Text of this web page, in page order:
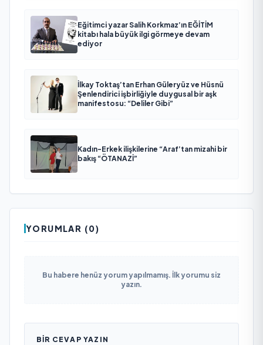
Eğitimci yazar Salih Korkmaz’ın EĞİTİM
kitabı hala büyük ilgi görmeye devam
ediyor
İlkay Toktaş’tan Erhan Güleryüz ve Hüsnü
Şenlendirici işbirliğiyle duygusal bir aşk
manifestosu: “Deliler Gibi”
Kadın-Erkek ilişkilerine “Araf’tan mizahi bir
bakış “ÖTANAZİ”
YORUMLAR (0)
Bu habere henüz yorum yapılmamış. İlk yorumu siz
yazın.
BIR CEVAP YAZIN